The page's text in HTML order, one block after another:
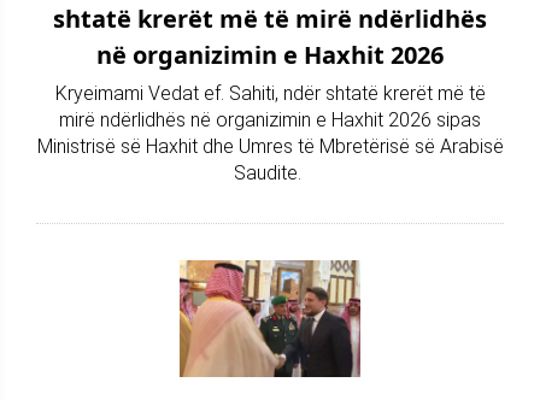
shtatë krerët më të mirë ndërlidhës
në organizimin e Haxhit 2026
Kryeimami Vedat ef. Sahiti, ndër shtatë krerët më të
mirë ndërlidhës në organizimin e Haxhit 2026 sipas
Ministrisë së Haxhit dhe Umres të Mbretërisë së Arabisë
Saudite.